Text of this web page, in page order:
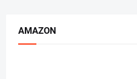
AMAZON